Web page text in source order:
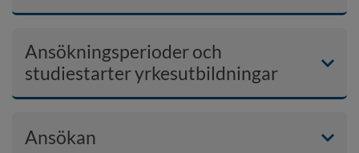
Ansökningsperioder och
studiestarter yrkesutbildningar
Ansökan